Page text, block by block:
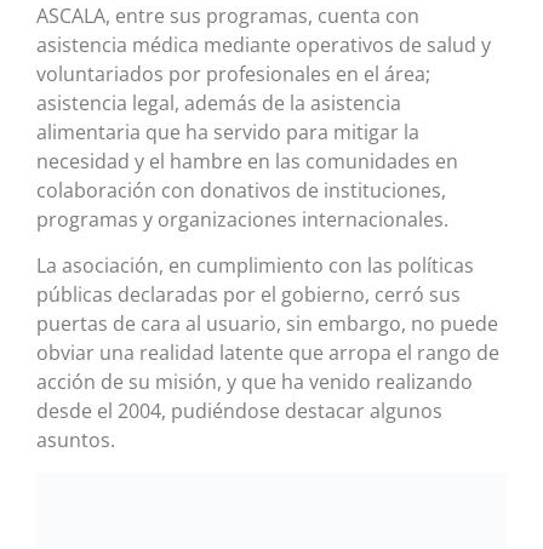
ASCALA, entre sus programas, cuenta con
asistencia médica mediante operativos de salud y
voluntariados por profesionales en el área;
asistencia legal, además de la asistencia
alimentaria que ha servido para mitigar la
necesidad y el hambre en las comunidades en
colaboración con donativos de instituciones,
programas y organizaciones internacionales.
La asociación, en cumplimiento con las políticas
públicas declaradas por el gobierno, cerró sus
puertas de cara al usuario, sin embargo, no puede
obviar una realidad latente que arropa el rango de
acción de su misión, y que ha venido realizando
desde el 2004, pudiéndose destacar algunos
asuntos.